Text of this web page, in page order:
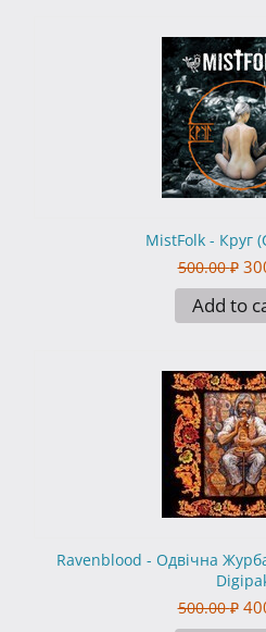
MistFolk - Круг
500.00 ₽
Add to
Ravenblood - Одвiчна
500.00 ₽